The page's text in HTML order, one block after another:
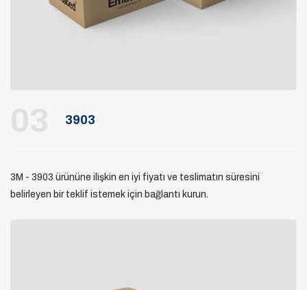
03 3903
3M - 3903 ürününe ilişkin en iyi fiyatı ve teslimatın süresini
belirleyen bir teklif istemek için bağlantı kurun.